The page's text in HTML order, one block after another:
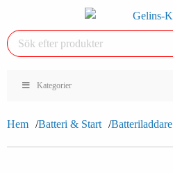
Kategorier
Hem Batteri & Start Batteriladdare